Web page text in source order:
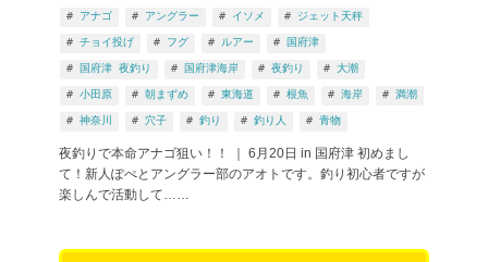
アナゴ アングラー イソメ ジェット天秤
チョイ投げ フグ ルアー 国府津
国府津 夜釣り 国府津海岸 夜釣り 大潮
小田原 朝まずめ 東海道 根魚 海岸 満潮
神奈川 穴子 釣り 釣り人 青物
夜釣りで本命アナゴ狙い！！ ｜ 6月20日 in 国府津 初めまし
て！新人ぽぺとアングラー部のアオトです。釣り初心者ですが
楽しんで活動して……